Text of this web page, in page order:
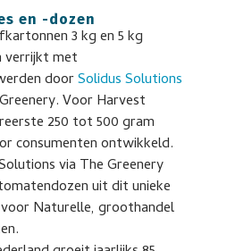
en -dozen
3 kg en 5 kg
verrijkt met
doorSolidus Solutions
Voor Harvest
250 tot 500 gram
consumenten ontwikkeld.
via The Greenery
uit dit unieke
Naturelle, groothandel